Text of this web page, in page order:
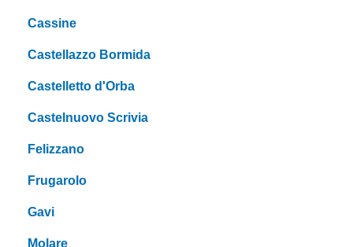
Cassine
Castellazzo Bormida
Castelletto d'Orba
Castelnuovo Scrivia
Felizzano
Frugarolo
Gavi
Molare